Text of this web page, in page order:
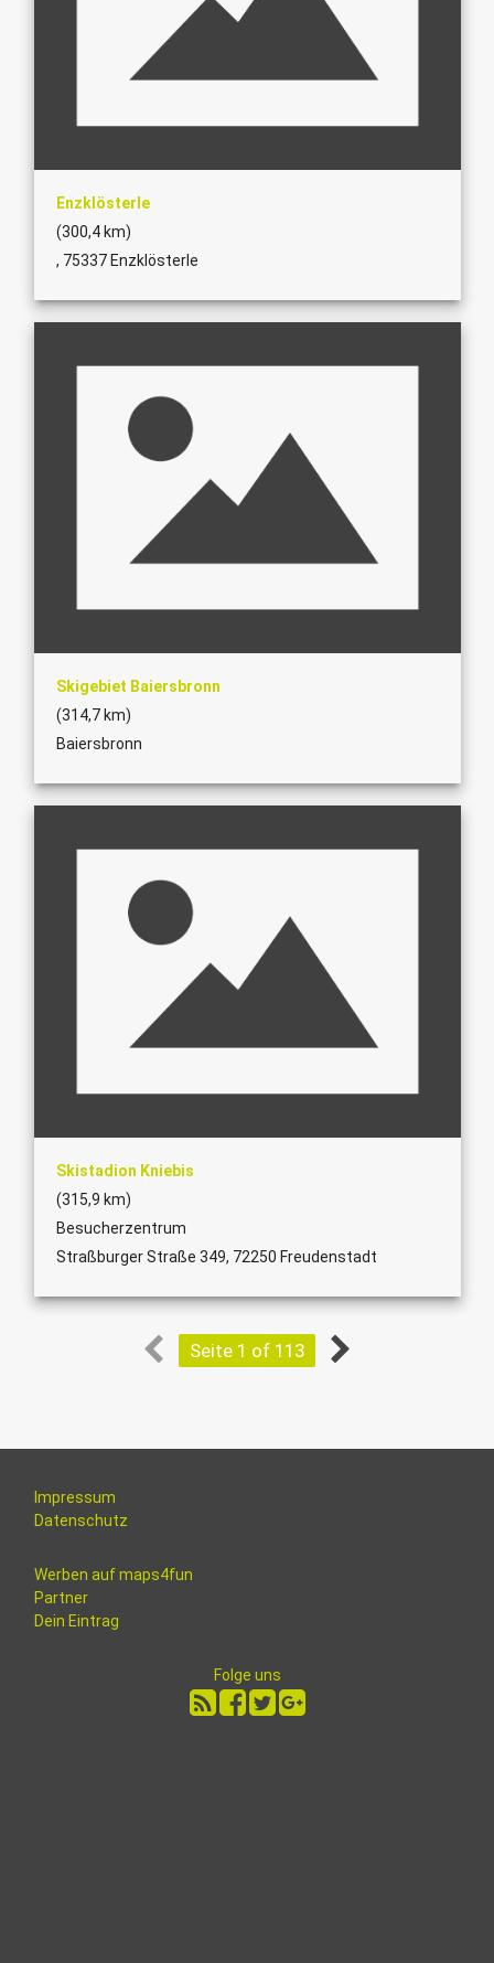
Enzklösterle
(300,4 km)
, 75337 Enzklösterle
Skigebiet Baiersbronn
(314,7 km)
Baiersbronn
Skistadion Kniebis
(315,9 km)
Besucherzentrum
Straßburger Straße 349, 72250 Freudenstadt
Seite 1 of 113
Impressum
Datenschutz
Werben auf maps4fun
Partner
Dein Eintrag
Folge uns